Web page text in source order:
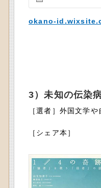
okano-
3）未知の伝染
［選者］外国文学
［シェア本］